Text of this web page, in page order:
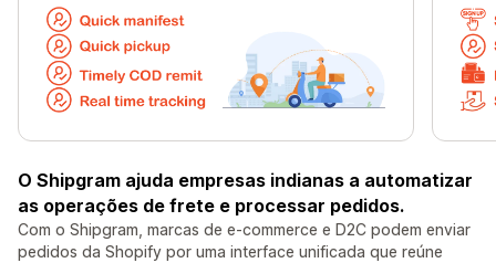
O Shipgram ajuda empresas indianas a automatizar
as operações de frete e processar pedidos.
Com o Shipgram, marcas de e-commerce e D2C podem enviar
pedidos da Shopify por uma interface unificada que reúne